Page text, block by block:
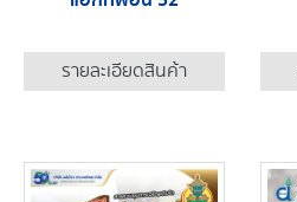
รายละเอียดสินค้า